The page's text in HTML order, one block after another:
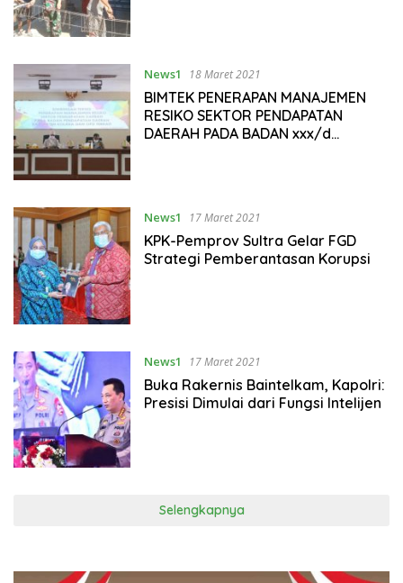
News1 18 Maret 2021
BIMTEK PENERAPAN MANAJEMEN
RESIKO SEKTOR PENDAPATAN
DAERAH PADA BADAN xxx/d
News1 17 Maret 2021
KPK-Pemprov Sultra Gelar FGD
Strategi Pemberantasan Korupsi
News1 17 Maret 2021
Buka Rakernis Baintelkam, Kapolri:
Presisi Dimulai dari Fungsi Intelijen
Selengkapnya